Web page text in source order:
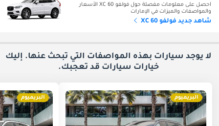
احصل على معلومات مفصلة حول فولفو XC 60 الأسعار
والمواصفات والميزات في الإمارات
شاهد جديد فولفو XC 60
لا يوجد سيارات بهذه المواصفات التي تبحث عنها. إليك
خيارات سيارات قد تعجبك.
البريميوم البريميوم